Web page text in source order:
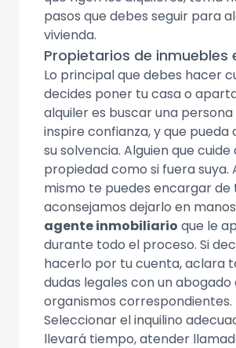
pasos que debes seguir para
vivienda.
Propietarios de inmuebles
Lo principal que debes hacer
decides poner tu casa o
alquiler es buscar una
inspire confianza, y que
su solvencia. Alguien que cuide
propiedad como si fuera suya.
mismo te puedes encargar de
aconsejamos dejarlo en
agente inmobiliario que le
durante todo el proceso. Si
hacerlo por tu cuenta, aclara
dudas legales con un abogado
organismos correspondientes.
Seleccionar el inquilino
llevará tiempo, atender